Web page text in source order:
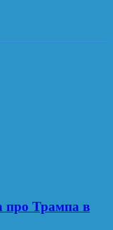
про Трампа в